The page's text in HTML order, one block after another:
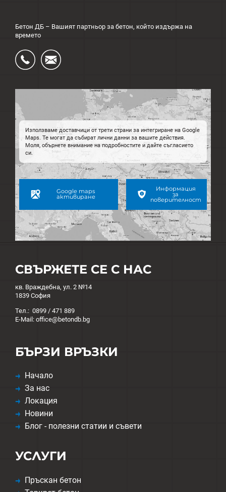
Бетон ДБ – Вашият партньор за бетон, който издържа на
времето
Ÿ Ś
Използваме доставчици от трети страни за интегриране на Google
Maps. Те могат да събират лични данни за вашите действия.
Моля, обърнете внимание на подробностите и дайте съгласието
си.
Google maps
активиране
Информация
за
поверителност
СВЪРЖЕТЕ СЕ С НАС
кв. Враждебна, ул. 2 №14
1839 София
Тел.: 0899 / 471 889
E-Mail: office@betondb.bg
БЪРЗИ ВРЪЗКИ
Начало
За нас
Локация
Новини
Блог - полезни статии и съвети
УСЛУГИ
Пръскан бетон